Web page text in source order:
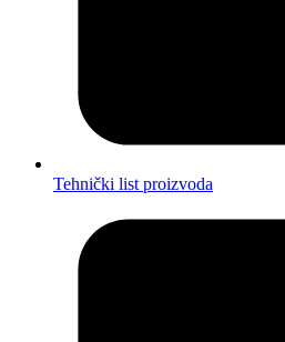
Tehnički list proizvoda